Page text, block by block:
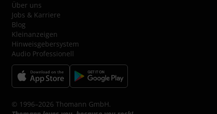
Über uns
Jobs & Karriere
Blog
Kleinanzeigen
Hinweisgebersystem
Audio Professionell
© 1996–2026 Thomann GmbH.